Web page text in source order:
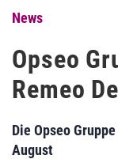
News
Opseo
Remeo
Die Opseo
August